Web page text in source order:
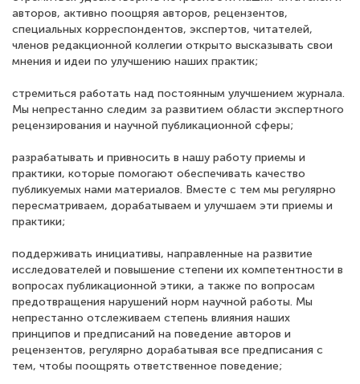
авторов, активно поощряя авторов, рецензентов,
специальных корреспондентов, экспертов, читателей,
членов редакционной коллегии открыто высказывать свои
мнения и идеи по улучшению наших практик;
стремиться работать над постоянным улучшением журнала.
Мы непрестанно следим за развитием области экспертного
рецензирования и научной публикационной сферы;
разрабатывать и привносить в нашу работу приемы и
практики, которые помогают обеспечивать качество
публикуемых нами материалов. Вместе с тем мы регулярно
пересматриваем, дорабатываем и улучшаем эти приемы и
практики;
поддерживать инициативы, направленные на развитие
исследователей и повышение степени их компетентности в
вопросах публикационной этики, а также по вопросам
предотвращения нарушений норм научной работы. Мы
непрестанно отслеживаем степень влияния наших
принципов и предписаний на поведение авторов и
рецензентов, регулярно дорабатывая все предписания с
тем, чтобы поощрять ответственное поведение;